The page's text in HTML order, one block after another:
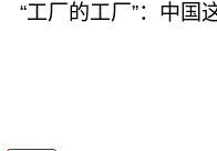
“工厂的工厂”：中国